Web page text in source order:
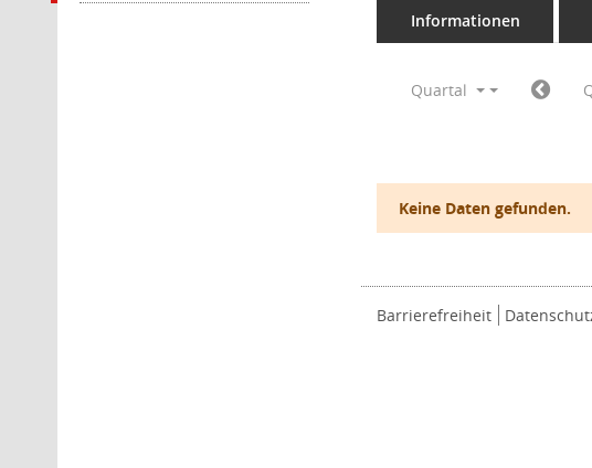
Informationen
Quartal
Keine Daten gefunden.
Barrierefreiheit